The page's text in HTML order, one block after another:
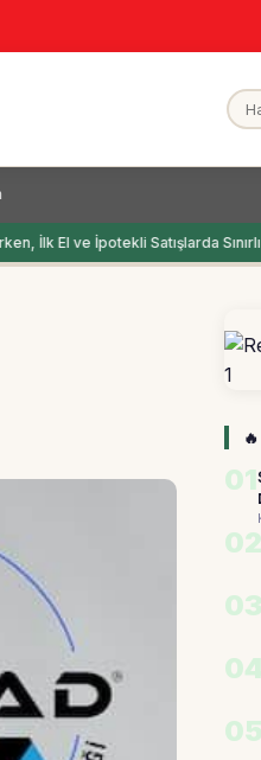
İlk El ve İpotekli Satışlarda
1
01
02
03
04
05